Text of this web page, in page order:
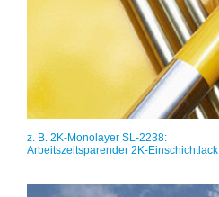
z. B. 2K-Monolayer SL-2238:
Arbeitszeitsparender 2K-Einschichtlack